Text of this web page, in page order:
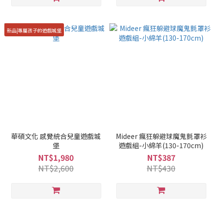
新品|專屬孩子的遊戲城堡
華碩文化 感覺統合兒童遊戲城
堡
NT$1,980
NT$2,600
Mideer 瘋狂躲避球魔鬼氈罩衫
遊戲組-小綿羊(130-170cm)
NT$387
NT$430